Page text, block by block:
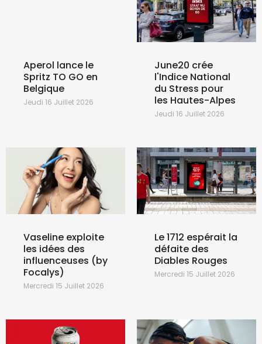
Aperol lance le
Spritz TO GO en
Belgique
Jeudi 16 Juillet 2026
June20 crée
l'Indice National
du Stress pour
les Hautes-Alpes
Jeudi 16 Juillet 2026
Vaseline exploite
les idées des
influenceuses (by
Focalys)
Mercredi 15 Juillet 2026
Le 1712 espérait la
défaite des
Diables Rouges
Mercredi 15 Juillet 2026